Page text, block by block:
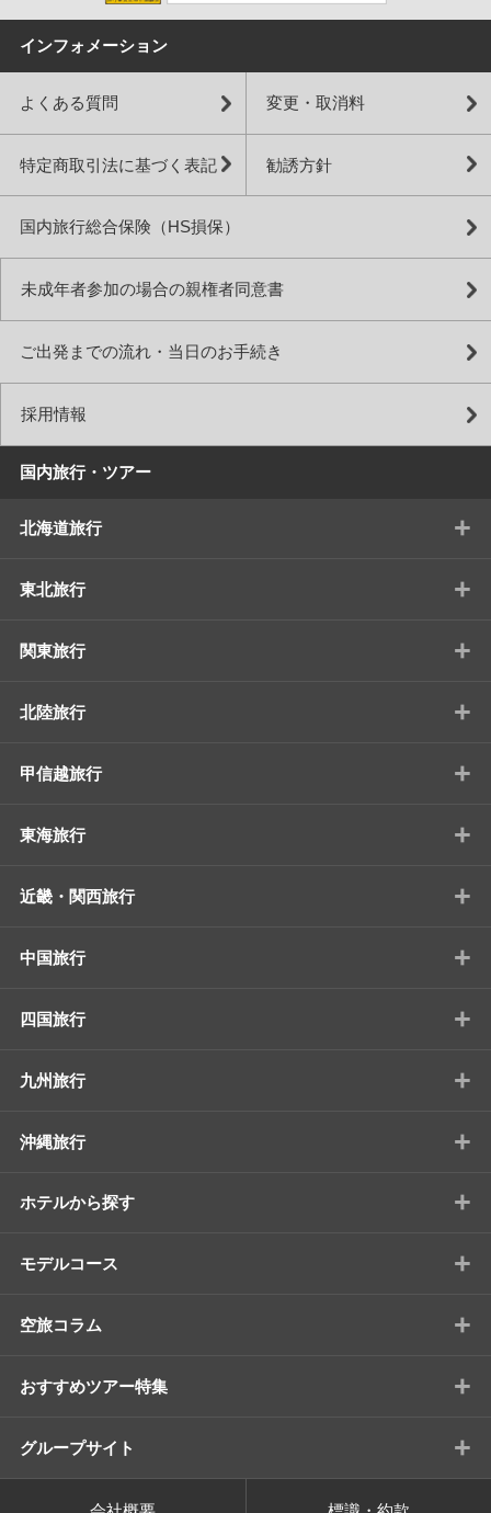
インフォメーション
よくある質問 変更・取消料
特定商取引法に基づく表記 勧誘方針
国内旅行総合保険（HS損保）
未成年者参加の場合の親権者同意書
ご出発までの流れ・当日のお手続き
採用情報
国内旅行・ツアー
北海道旅行 +
東北旅行 +
関東旅行 +
北陸旅行 +
甲信越旅行 +
東海旅行 +
近畿・関西旅行 +
中国旅行 +
四国旅行 +
九州旅行 +
沖縄旅行 +
ホテルから探す +
モデルコース +
空旅コラム +
おすすめツアー特集 +
グループサイト +